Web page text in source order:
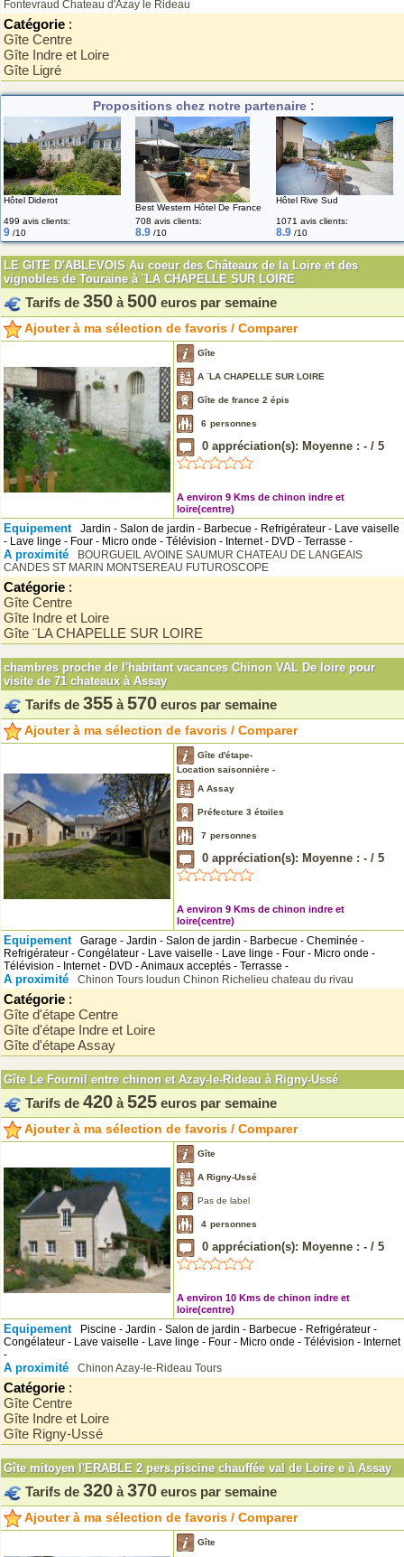
Fontevraud Chateau d'Azay le Rideau
Catégorie :
Gîte Centre
Gîte Indre et Loire
Gîte Ligré
Propositions chez notre partenaire :
Hôtel Diderot
Best Western Hôtel De France
Hôtel Rive Sud
499 avis clients:
9 /10
708 avis clients:
8.9 /10
1071 avis clients:
8.9 /10
LE GITE D'ABLEVOIS Au coeur des Châteaux de la Loire et des
vignobles de Touraine à ¨LA CHAPELLE SUR LOIRE
Tarifs de 350 à 500 euros par semaine
Ajouter à ma sélection de favoris / Comparer
Gîte
A ¨LA CHAPELLE SUR LOIRE
Gîte de france 2 épis
6 personnes
0 appréciation(s): Moyenne : - / 5
A environ 9 Kms de chinon indre et
loire(centre)
Equipement
Jardin - Salon de jardin - Barbecue - Refrigérateur - Lave vaiselle
- Lave linge - Four - Micro onde - Télévision - Internet - DVD - Terrasse -
A proximité BOURGUEILAVOINE SAUMUR CHATEAU DE LANGEAIS
CANDES ST MARIN MONTSEREAU FUTUROSCOPE
Catégorie :
Gîte Centre
Gîte Indre et Loire
Gîte ¨LA CHAPELLE SUR LOIRE
chambres proche de l'habitant vacances Chinon VAL De loire pour
visite de 71 chateaux à Assay
Tarifs de 355 à 570 euros par semaine
Ajouter à ma sélection de favoris / Comparer
Gîte d'étape-
Location saisonnière -
A Assay
Préfecture 3 étoiles
7 personnes
0 appréciation(s): Moyenne : - / 5
A environ 9 Kms de chinon indre et
loire(centre)
Equipement
Garage - Jardin - Salon de jardin - Barbecue - Cheminée -
Refrigérateur - Congélateur - Lave vaiselle - Lave linge - Four - Micro onde -
Télévision - Internet - DVD - Animaux acceptés - Terrasse -
A proximité Chinon Tours loudun Chinon Richelieu chateau du rivau
Catégorie :
Gîte d'étape Centre
Gîte d'étape Indre et Loire
Gîte d'étape Assay
Gîte Le Fournil entre chinon et Azay-le-Rideau à Rigny-Ussé
Tarifs de 420 à 525 euros par semaine
Ajouter à ma sélection de favoris / Comparer
Gîte
A Rigny-Ussé
Pas de label
4 personnes
0 appréciation(s): Moyenne : - / 5
A environ 10 Kms de chinon indre et
loire(centre)
Equipement
Piscine - Jardin - Salon de jardin - Barbecue - Refrigérateur -
Congélateur - Lave vaiselle - Lave linge - Four - Micro onde - Télévision - Internet
-
A proximité Chinon Azay-le-Rideau Tours
Catégorie :
Gîte Centre
Gîte Indre et Loire
Gîte Rigny-Ussé
Gîte mitoyen l'ERABLE 2 pers.piscine chauffée val de Loire e à Assay
Tarifs de 320 à 370 euros par semaine
Ajouter à ma sélection de favoris / Comparer
Gîte